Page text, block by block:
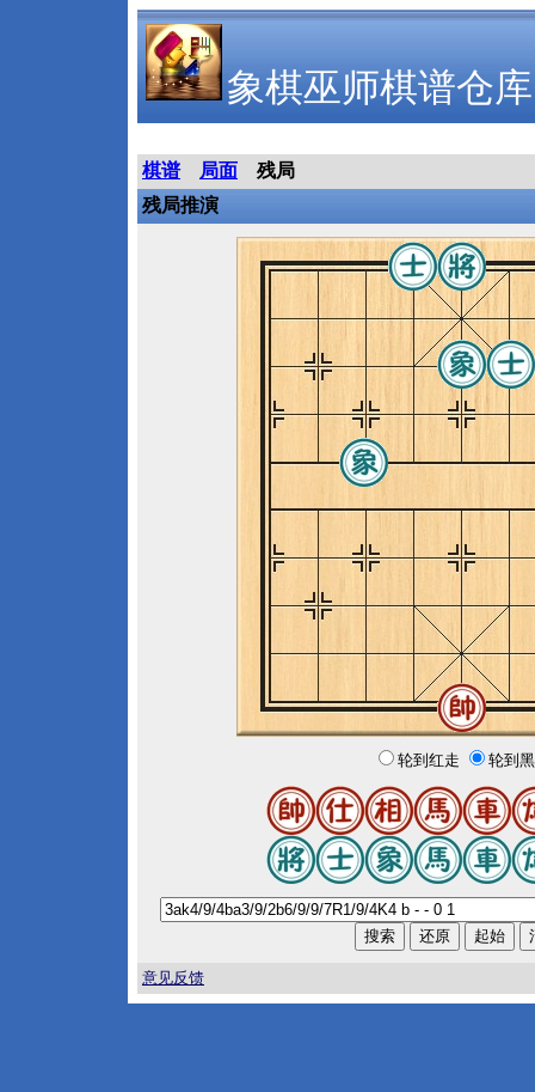
象棋巫师棋谱仓库
棋谱 局面
残局
残局推演
轮到红走 轮到
意见反馈